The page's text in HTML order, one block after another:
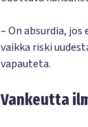
– On absurdia,
vaikka riski
vapauteta.
Vankeutta